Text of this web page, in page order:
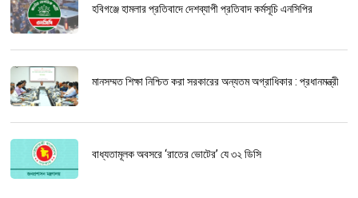
হবিগঞ্জে হামলার প্রতিবাদে দেশব্যাপী প্রতিবাদ কর্মসূচি এনসিপির
মানসম্মত শিক্ষা নিশ্চিত করা সরকারের অন্যতম অগ্রাধিকার : প্রধানমন্ত্রী
বাধ্যতামূলক অবসরে ‘রাতের ভোটের’ যে ৩২ ডিসি